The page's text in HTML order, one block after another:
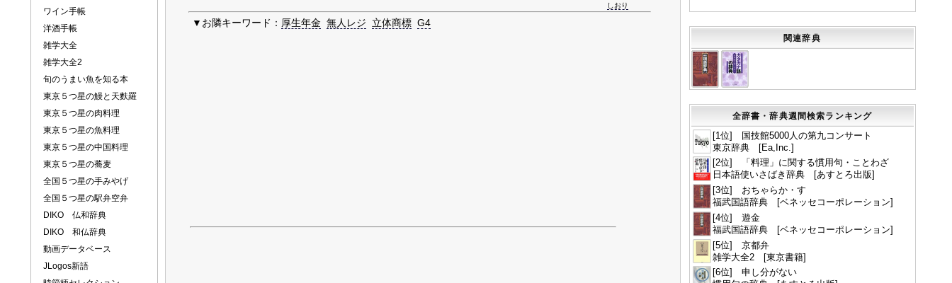
ワイン手帳
洋酒手帳
雑学大全
雑学大全2
旬のうまい魚を知る本
東京５つ星の鰻と天麩羅
東京５つ星の肉料理
東京５つ星の魚料理
東京５つ星の中国料理
東京５つ星の蕎麦
全国５つ星の手みやげ
全国５つ星の駅弁空弁
DIKO 仏和辞典
DIKO 和仏辞典
動画データベース
JLogos新語
しおり
▼お隣キーワード： 厚生年金 無人レジ 立体商標 G4
関連辞典
全辞書・辞典週間検索ランキング
[1位] 国技館5000人の第九コンサート
東京辞典 [Ea,Inc.]
[2位] 「料理」に関する慣用句・ことわざ
日本語使いさばき辞典 [あすとろ出版]
[3位] おちゃらか・す
福武国語辞典 [ベネッセコーポレーション]
[4位] 遊金
福武国語辞典 [ベネッセコーポレーション]
[5位] 京都弁
雑学大全2 [東京書籍]
[6位] 申し分がない